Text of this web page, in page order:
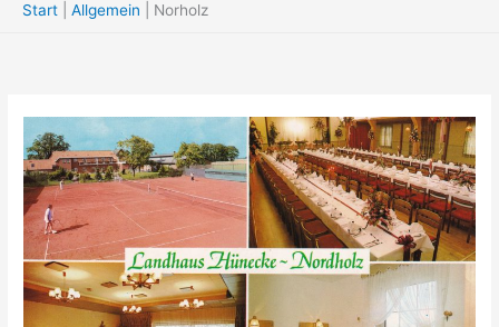
Start Allgemein Norholz